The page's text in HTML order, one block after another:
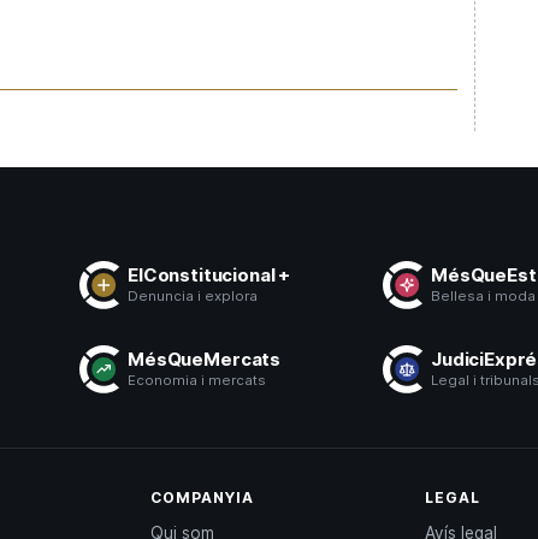
ElConstitucional +
Denuncia i explora Bellesa i moda
MésQueMercats
Economia i mercats Legal i tribunals
COMPANYIA
Qui som
LEGAL
Avís legal